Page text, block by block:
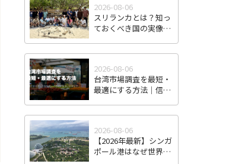
2026-08-06
スリランカとは？知っ
ておくべき国の実像
2026-08-06
台湾市場調査を最短・
最適にする方法｜信頼
2026-08-06
【2026年最新】シンガ
ポール港はなぜ世界最